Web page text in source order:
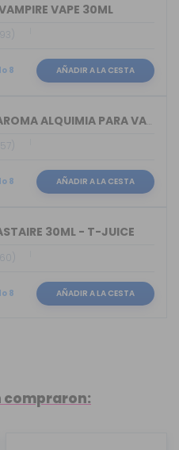
VAPE 30ML
8 AÑADIR A LA CESTA
TORMENTO AROMA ALQUIMIA PARA VAPERS 30ML
8 AÑADIR A LA CESTA
30ML - T-JUICE
8 AÑADIR A LA CESTA
compraron: